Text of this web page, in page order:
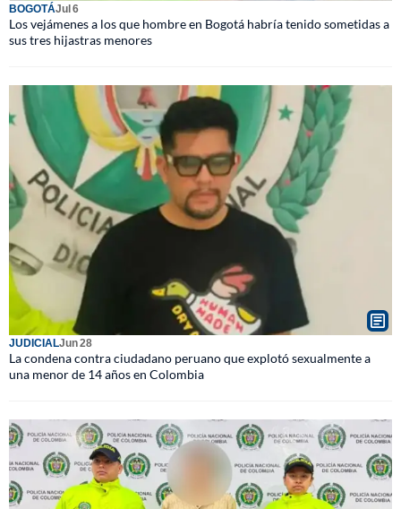
BOGOTÁJul 6
Los vejámenes a los que hombre en Bogotá habría tenido sometidas a
sus tres hijastras menores
JUDICIALJun 28
La condena contra ciudadano peruano que explotó sexualmente a
una menor de 14 años en Colombia